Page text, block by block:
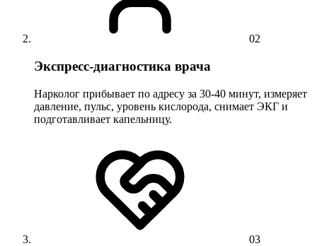
02
Экспресс-диагностика врача
Нарколог прибывает по адресу за 30-40 минут, измеряет
давление, пульс, уровень кислорода, снимает ЭКГ и
подготавливает капельницу.
03